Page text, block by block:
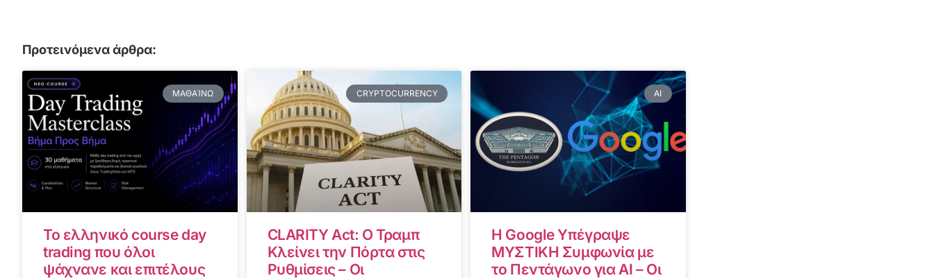
Προτεινόμενα άρθρα:
ΜΑΘΑΊΝΩ
Το ελληνικό course day
trading που όλοι
ψάχνανε και επιτέλους
CRYPTOCURRENCY
CLARITY Act: Ο Τραμπ
Κλείνει την Πόρτα στις
Ρυθμίσεις – Οι
AI
Η Google Υπέγραψε
ΜΥΣΤΙΚΗ Συμφωνία με
το Πεντάγωνο για AI – Οι